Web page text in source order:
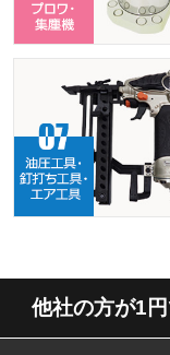
他社の方が1